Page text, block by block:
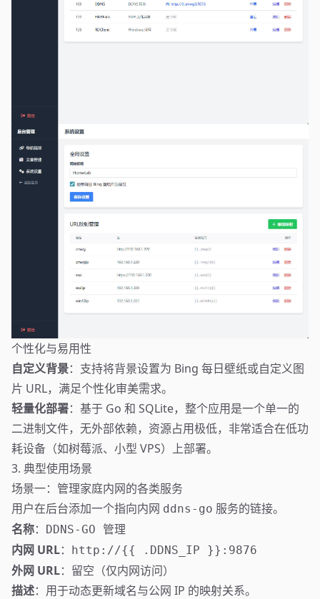
个性化与易用性
自定义背景：支持将背景设置为 Bing 每日壁纸或自定义图
片 URL，满足个性化审美需求。
轻量化部署：基于 Go 和 SQLite，整个应用是一个单一的
二进制文件，无外部依赖，资源占用极低，非常适合在低功
耗设备（如树莓派、小型 VPS）上部署。
3. 典型使用场景
场景一：管理家庭内网的各类服务
用户在后台添加一个指向内网 ddns-go 服务的链接。
名称： DDNS-GO 管理
内网 URL： http://{{ .DDNS_IP }}:9876
外网 URL：留空（仅内网访问）
描述：用于动态更新域名与公网 IP 的映射关系。